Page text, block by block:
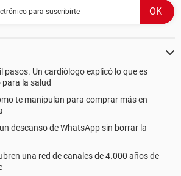
pasos. Un cardiólogo explicó lo que es
la salud
te manipulan para comprar más en
descanso de WhatsApp sin borrar la
una red de canales de 4.000 años de